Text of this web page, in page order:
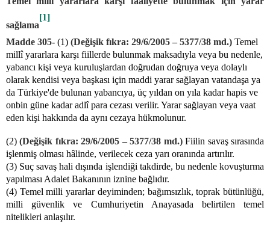
sağlama
[1]
Madde 305- (1) (Değişik fıkra: 29/6/2005 – 5377/38 md.) Temel
millî yararlara karşı fiillerde bulunmak maksadıyla veya bu nedenle,
yabancı kişi veya kuruluşlardan doğrudan doğruya veya dolaylı
olarak kendisi veya başkası için maddi yarar sağlayan vatandaşa ya
da Türkiye'de bulunan yabancıya, üç yıldan on yıla kadar hapis ve
onbin güne kadar adlî para cezası verilir. Yarar sağlayan veya vaat
eden kişi hakkında da aynı cezaya hükmolunur.
(2)(Değişik fıkra: 29/6/2005 – 5377/38 md.)Fiilin savaş sırasında
işlenmiş olması hâlinde, verilecek ceza yarı oranında artırılır.
(3) Suç savaş hali dışında işlendiği takdirde, bu nedenle kovuşturma
yapılması Adalet Bakanının iznine bağlıdır.
(4) Temel milli yararlar deyiminden; bağımsızlık, toprak bütünlüğü,
milli güvenlik ve Cumhuriyetin Anayasada belirtilen temel
nitelikleri anlaşılır.